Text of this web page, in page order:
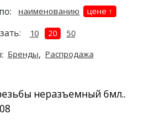
наименованию цене
10 20 50
Бренды, Распродажа
неразъемный 6мл..